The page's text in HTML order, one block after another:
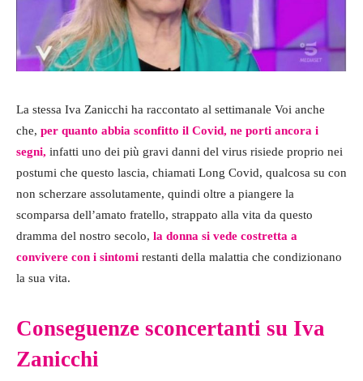
La stessa Iva Zanicchi ha raccontato al settimanale Voi anche
che, per quanto abbia sconfitto il Covid, ne porti ancora i
segni, infatti uno dei più gravi danni del virus risiede proprio nei
postumi che questo lascia, chiamati Long Covid, qualcosa su con
non scherzare assolutamente, quindi oltre a piangere la
scomparsa dell’amato fratello, strappato alla vita da questo
dramma del nostro secolo, la donna si vede costretta a
convivere con i sintomi restanti della malattia che condizionano
la sua vita.
Conseguenze sconcertanti su Iva
Zanicchi